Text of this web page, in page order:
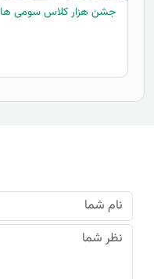
جشن هزار کلاس سومی ها